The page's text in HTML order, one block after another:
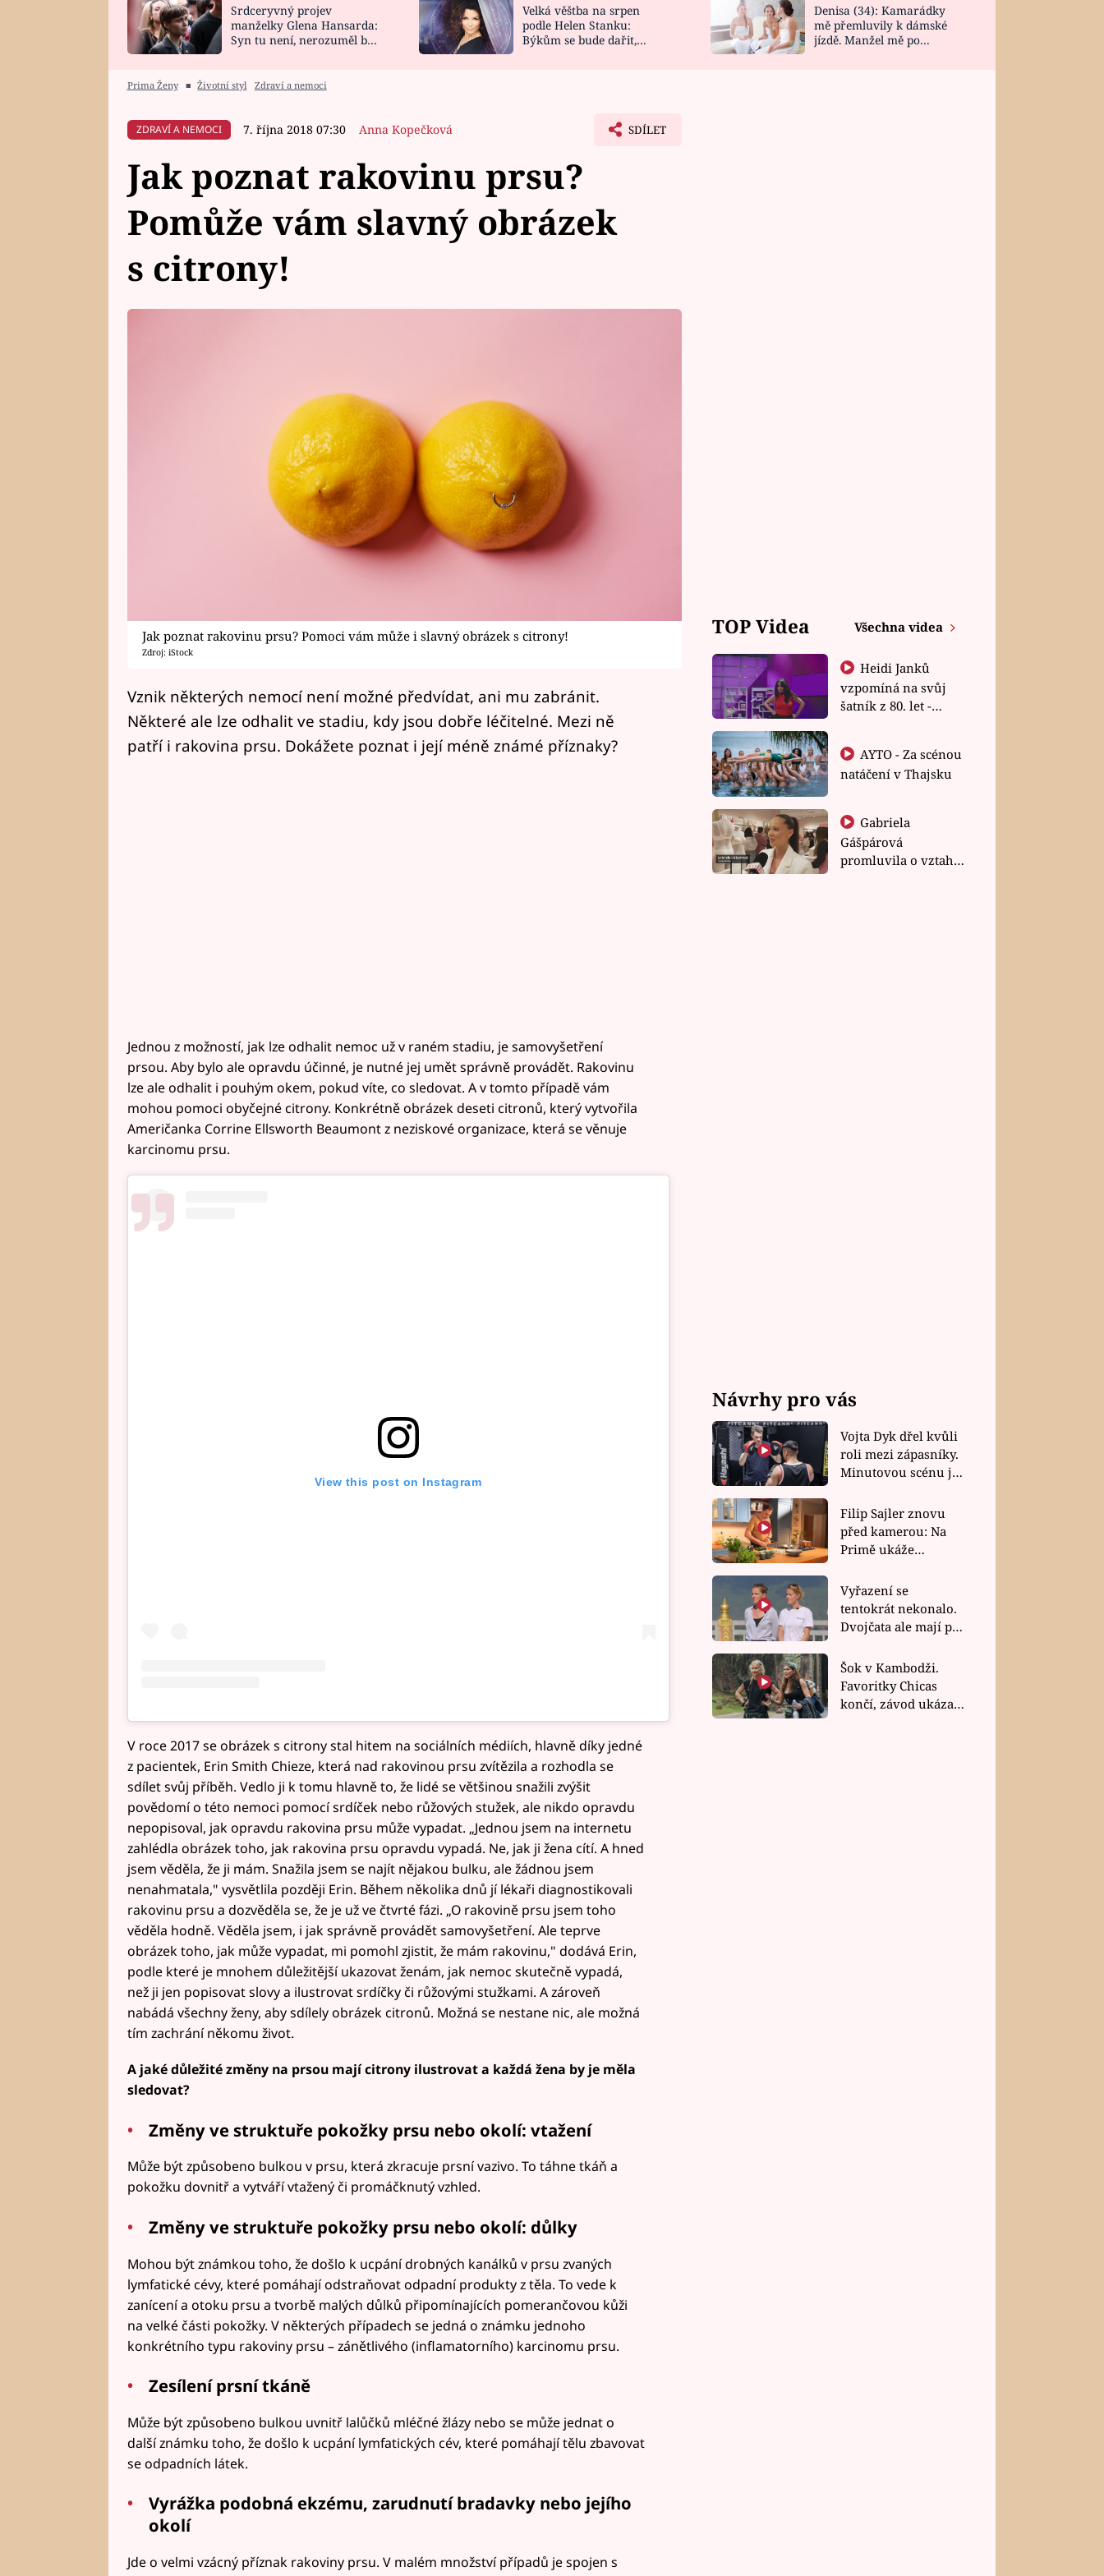
HOROSKOP NA
CELEBRITY
VAŘENÍ
NOVINKY
VIDEORECEPTY
DESIGN
Srdceryvný projev
manželky Glena Hansarda:
Syn tu není, nerozuměl by
Velká věštba na srpen
podle Helen Stanku:
Býkům se bude dařit,
Denisa (34): Kamarádky
mě přemluvily k dámské
jízdě. Manžel mě po
Prima Ženy ■ Životní styl Zdraví a nemoci
ZDRAVÍ A NEMOCI 7. října 2018 07:30 Anna Kopečková SDÍLET
Jak poznat rakovinu prsu?
Pomůže vám slavný obrázek
s citrony!
Jak poznat rakovinu prsu? Pomoci vám může i slavný obrázek s citrony!
Zdroj: iStock
Vznik některých nemocí není možné předvídat, ani mu zabránit.
Některé ale lze odhalit ve stadiu, kdy jsou dobře léčitelné. Mezi ně
patří i rakovina prsu. Dokážete poznat i její méně známé příznaky?
Jednou z možností, jak lze odhalit nemoc už v raném stadiu, je samovyšetření
prsou. Aby bylo ale opravdu účinné, je nutné jej umět správně provádět. Rakovinu
lze ale odhalit i pouhým okem, pokud víte, co sledovat. A v tomto případě vám
mohou pomoci obyčejné citrony. Konkrétně obrázek deseti citronů, který vytvořila
Američanka Corrine Ellsworth Beaumont z neziskové organizace, která se věnuje
karcinomu prsu.
View this post on Instagram
V roce 2017 se obrázek s citrony stal hitem na sociálních médiích, hlavně díky jedné
z pacientek, Erin Smith Chieze, která nad rakovinou prsu zvítězila a rozhodla se
sdílet svůj příběh. Vedlo ji k tomu hlavně to, že lidé se většinou snažili zvýšit
povědomí o této nemoci pomocí srdíček nebo růžových stužek, ale nikdo opravdu
nepopisoval, jak opravdu rakovina prsu může vypadat. „Jednou jsem na internetu
zahlédla obrázek toho, jak rakovina prsu opravdu vypadá. Ne, jak ji žena cítí. A hned
jsem věděla, že ji mám. Snažila jsem se najít nějakou bulku, ale žádnou jsem
nenahmatala," vysvětlila později Erin. Během několika dnů jí lékaři diagnostikovali
rakovinu prsu a dozvěděla se, že je už ve čtvrté fázi. „O rakovině prsu jsem toho
věděla hodně. Věděla jsem, i jak správně provádět samovyšetření. Ale teprve
obrázek toho, jak může vypadat, mi pomohl zjistit, že mám rakovinu," dodává Erin,
podle které je mnohem důležitější ukazovat ženám, jak nemoc skutečně vypadá,
než ji jen popisovat slovy a ilustrovat srdíčky či růžovými stužkami. A zároveň
nabádá všechny ženy, aby sdílely obrázek citronů. Možná se nestane nic, ale možná
tím zachrání někomu život.
A jaké důležité změny na prsou mají citrony ilustrovat a každá žena by je měla
sledovat?
Změny ve struktuře pokožky prsu nebo okolí: vtažení
Může být způsobeno bulkou v prsu, která zkracuje prsní vazivo. To táhne tkáň a
pokožku dovnitř a vytváří vtažený či promáčknutý vzhled.
Změny ve struktuře pokožky prsu nebo okolí: důlky
Mohou být známkou toho, že došlo k ucpání drobných kanálků v prsu zvaných
lymfatické cévy, které pomáhají odstraňovat odpadní produkty z těla. To vede k
zanícení a otoku prsu a tvorbě malých důlků připomínajících pomerančovou kůži
na velké části pokožky. V některých případech se jedná o známku jednoho
konkrétního typu rakoviny prsu – zánětlivého (inflamatorního) karcinomu prsu.
Zesílení prsní tkáně
Může být způsobeno bulkou uvnitř lalůčků mléčné žlázy nebo se může jednat o
další známku toho, že došlo k ucpání lymfatických cév, které pomáhají tělu zbavovat
se odpadních látek.
Vyrážka podobná ekzému, zarudnutí bradavky nebo jejího
okolí
Jde o velmi vzácný příznak rakoviny prsu. V malém množství případů je spojen s
TOP Videa Všechna videa
Heidi Janků
vzpomíná na svůj
šatník z 80. let -
natáčení v Thajsku
Gabriela
Gášpárová
promluvila o vztahu
Návrhy pro vás
Vojta Dyk dřel kvůli
roli mezi zápasníky.
Minutovou scénu jel
Filip Sajler znovu
před kamerou: Na
Primě ukáže
rychlé recepty
Vyřazení se
tentokrát nekonalo.
Dvojčata ale mají po
závodu nůž na krku
Šok v Kambodži.
Favoritky Chicas
končí, závod ukázal